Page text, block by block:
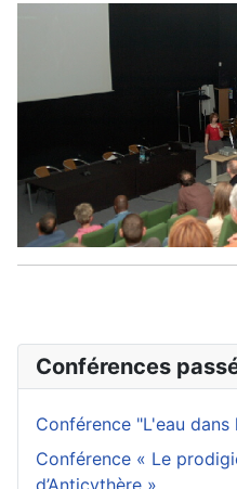
Conférences
Conférence "L'eau dans
Conférence « Le